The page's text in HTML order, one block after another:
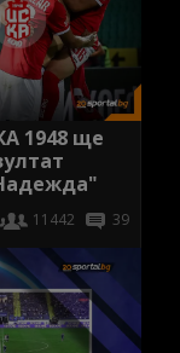
1948 ще
11442 39